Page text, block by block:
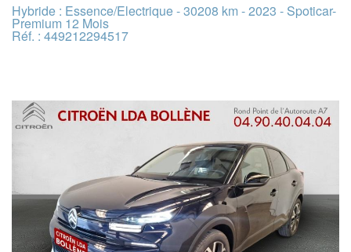
Hybride : Essence/Electrique - 30208 km - 2023 - Spoticar-
Premium 12 Mois
Réf. : 449212294517